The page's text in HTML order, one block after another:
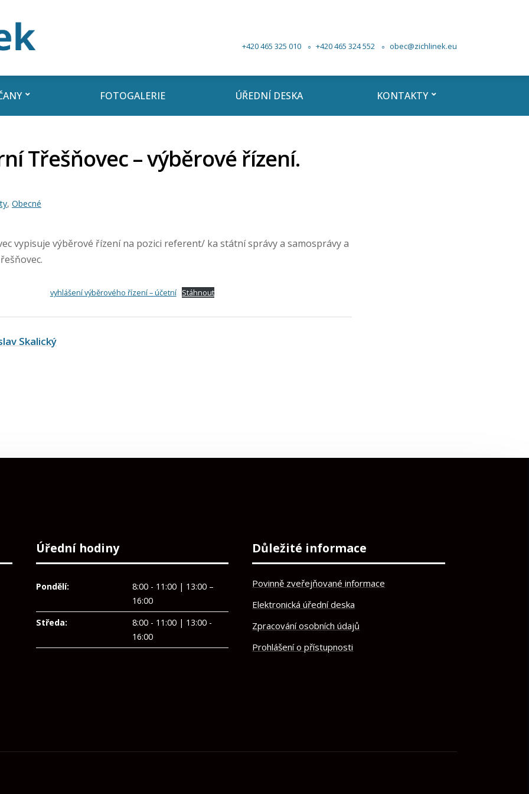
+420 465 325 010 +420 465 324 552 obec@zichlinek.eu
FOTOGALERIE ÚŘEDNÍ DESKA KONTAKTY
Třešňovec – výběrové řízení.
, Obecné
vypisuje výběrové řízení na pozici referent/ ka státní správy a samosprávy a
vyhlášení výběrového řízení – účetní Stáhnout
Skalický
Úřední hodiny
Pondělí:
8:00 - 11:00 | 13:00 –
16:00
Středa:
8:00 - 11:00 | 13:00 -
16:00
Důležité informace
Povinně zveřejňované informace
Elektronická úřední deska
Zpracování osobních údajů
Prohlášení o přístupnosti